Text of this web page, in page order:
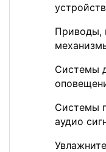
Приводы,
Системы
Системы
аудио